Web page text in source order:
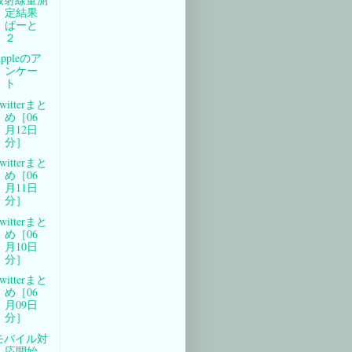
定結果
ぱーと
２
のア
ンケー
ト
まと
め［06
月12日
分］
まと
め［06
月11日
分］
まと
め［06
月10日
分］
まと
め［06
月09日
分］
バイル対